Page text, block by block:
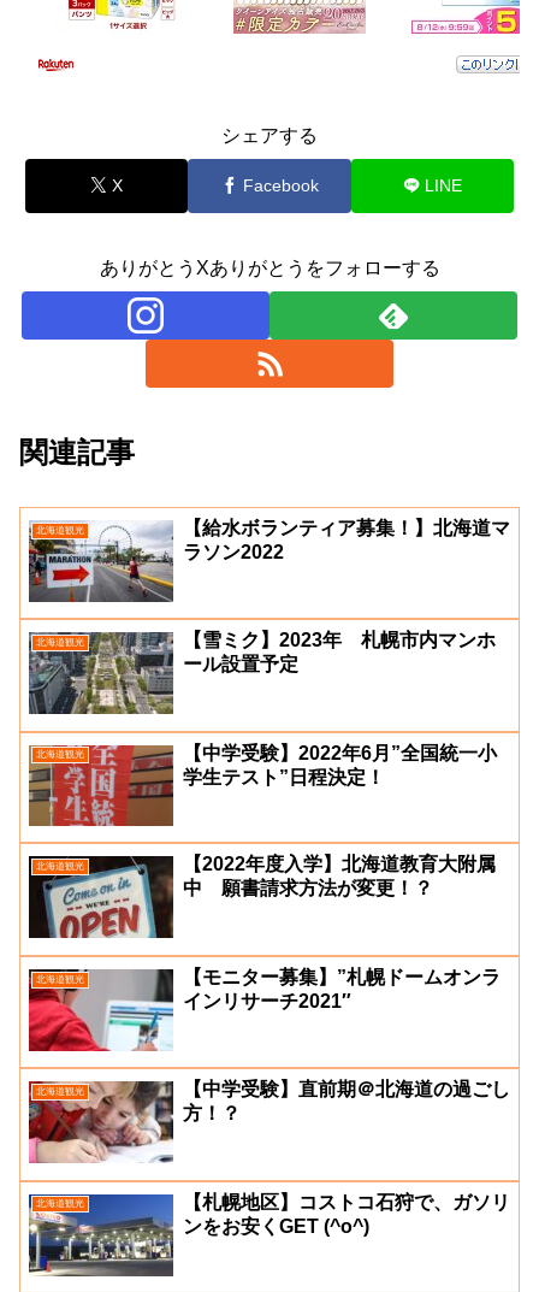
シェアする
X Facebook LINE
ありがとうXありがとうをフォローする
関連記事
北海道観光
【給水ボランティア募集！】北海道マ
ラソン2022
北海道観光
【雪ミク】2023年 札幌市内マンホ
ール設置予定
北海道観光
【中学受験】2022年6月”全国統一小
学生テスト”日程決定！
北海道観光
【2022年度入学】北海道教育大附属
中 願書請求方法が変更！？
北海道観光
【モニター募集】”札幌ドームオンラ
インリサーチ2021″
北海道観光
【中学受験】直前期＠北海道の過ごし
方！？
北海道観光
【札幌地区】コストコ石狩で、ガソリ
ンをお安くGET (^o^)